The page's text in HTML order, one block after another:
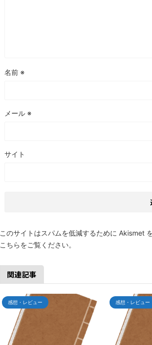
名前 ※
メール ※
サイト
このサイトはスパムを低減するために Akismet
こちらをご覧ください。
関連記事
感想・レビュー 感想・レビュー